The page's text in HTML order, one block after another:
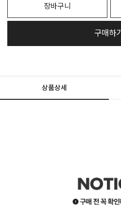
장바구니
구매하
상품상세